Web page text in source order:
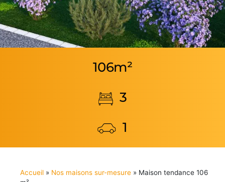
106m²
3
1
Accueil » Nos maisons sur-mesure » Maison tendance 106